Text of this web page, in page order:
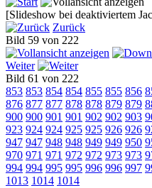
[Slideshow bei deaktiviertem
Zurück
Bild 59 von 222
Weiter
Bild 61 von 222
853 853 854 854 855 855 856
876 877 877 878 878 879 879
900 900 901 901 902 902 903
923 924 924 925 925 926 926
947 947 948 948 949 949 950
970 971 971 972 972 973 973
994 994 995 995 996 996 997
1013 1014 1014